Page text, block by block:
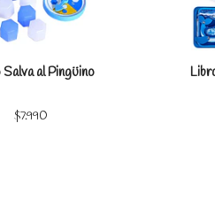
al Pingüino
$7.990